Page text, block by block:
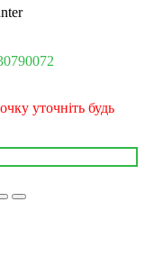
уточніть будь